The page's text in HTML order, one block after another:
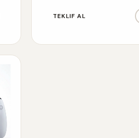
TEKLIF AL